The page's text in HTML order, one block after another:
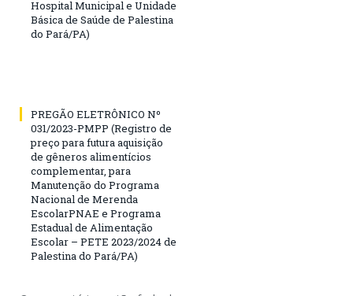
Hospital Municipal e Unidade
Básica de Saúde de Palestina
do Pará/PA)
PREGÃO ELETRÔNICO Nº
031/2023-PMPP (Registro de
preço para futura aquisição
de gêneros alimentícios
complementar, para
Manutenção do Programa
Nacional de Merenda
EscolarPNAE e Programa
Estadual de Alimentação
Escolar – PETE 2023/2024 de
Palestina do Pará/PA)